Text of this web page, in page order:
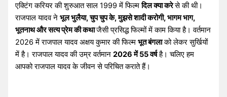
एक्टिंग करियर की शुरुआत साल 1999 में फिल्मदिल क्या करेसे की थी।
राजपाल यादव नेभूल भुलैया, चुप चुप के, मुझसे शादी करोगी, भागम भाग,
भूतनाथ और सत्य प्रेम की कथाजैसी प्रसिद्ध फिल्मों में काम किया है। वर्तमान
2026 में राजपाल यादव अक्षय कुमार की फिल्मभूत बंगलाको लेकर सुर्खियों
में है। राजपाल यादव की उम्र वर्तमान2026 में 55 वर्षहै। चलिए हम
आपको राजपाल यादव के जीवन से परिचित कराते हैं।